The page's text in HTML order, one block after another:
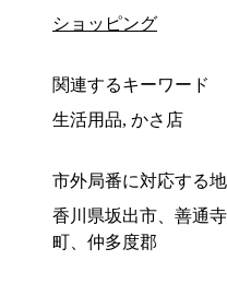
ショッピング
関連するキーワード
生活用品, かさ店
市外局番に対応する
香川県坂出市、善通
町、仲多度郡